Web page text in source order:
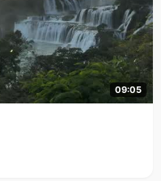
09:05